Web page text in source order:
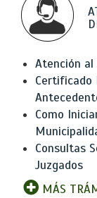
Atención al
Certificado
Como
Consultas
Juzgados
MÁS